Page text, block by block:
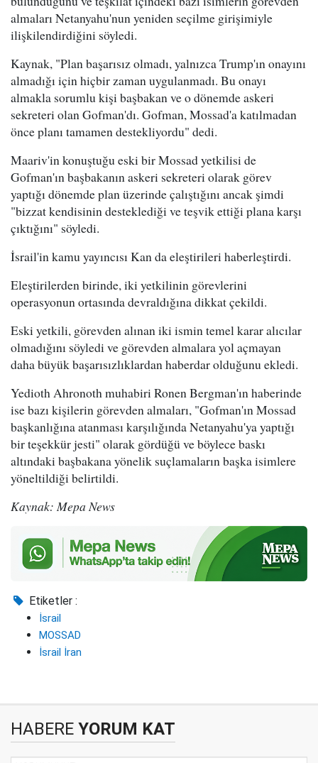
almaları Netanyahu'nun yeniden seçilme girişimiyle
ilişkilendirdiğini söyledi.
Kaynak, "Plan başarısız olmadı, yalnızca Trump'ın onayını
almadığı için hiçbir zaman uygulanmadı. Bu onayı
almakla sorumlu kişi başbakan ve o dönemde askeri
sekreteri olan Gofman'dı. Gofman, Mossad'a katılmadan
önce planı tamamen destekliyordu" dedi.
Maariv'in konuştuğu eski bir Mossad yetkilisi de
Gofman'ın başbakanın askeri sekreteri olarak görev
yaptığı dönemde plan üzerinde çalıştığını ancak şimdi
"bizzat kendisinin desteklediği ve teşvik ettiği plana karşı
çıktığını" söyledi.
İsrail'in kamu yayıncısı Kan da eleştirileri haberleştirdi.
Eleştirilerden birinde, iki yetkilinin görevlerini
operasyonun ortasında devraldığına dikkat çekildi.
Eski yetkili, görevden alınan iki ismin temel karar alıcılar
olmadığını söyledi ve görevden almalara yol açmayan
daha büyük başarısızlıklardan haberdar olduğunu ekledi.
Yedioth Ahronoth muhabiri Ronen Bergman'ın haberinde
ise bazı kişilerin görevden almaları, "Gofman'ın Mossad
başkanlığına atanması karşılığında Netanyahu'ya yaptığı
bir teşekkür jesti" olarak gördüğü ve böylece baskı
altındaki başbakana yönelik suçlamaların başka isimlere
yöneltildiği belirtildi.
Kaynak: Mepa News
Etiketler :
İsrail
MOSSAD
İsrail İran
HABERE YORUM KAT